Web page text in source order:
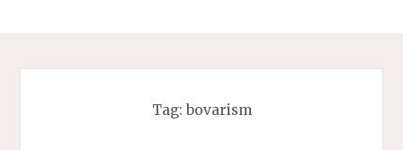
Tag:bovarism